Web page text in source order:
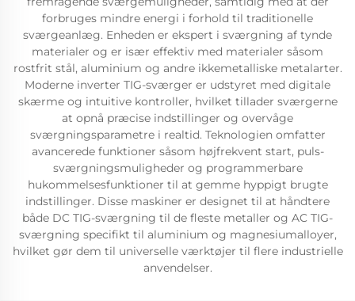
forbruges mindre energi i forhold til traditionelle
sværgeanlæg. Enheden er ekspert i sværgning af tynde
materialer og er især effektiv med materialer såsom
rostfrit stål, aluminium og andre ikkemetalliske metalarter.
Moderne inverter TIG-sværger er udstyret med digitale
skærme og intuitive kontroller, hvilket tillader sværgerne
at opnå præcise indstillinger og overvåge
sværgningsparametre i realtid. Teknologien omfatter
avancerede funktioner såsom højfrekvent start, puls-
sværgningsmuligheder og programmerbare
hukommelsesfunktioner til at gemme hyppigt brugte
indstillinger. Disse maskiner er designet til at håndtere
både DC TIG-sværgning til de fleste metaller og AC TIG-
sværgning specifikt til aluminium og magnesiumalloyer,
hvilket gør dem til universelle værktøjer til flere industrielle
anvendelser.